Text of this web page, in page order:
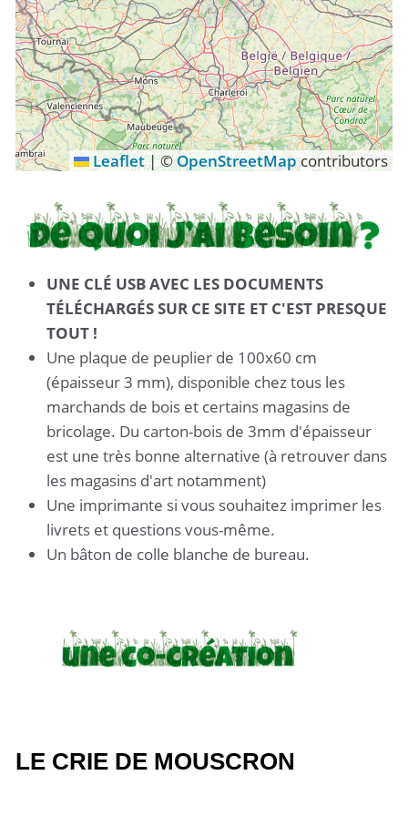
2h de gravure et découpe sur la découpeuse
laser
4h d'impression 3D
Cela représente un coût approximatif de 75€ de
temps machine (tarifs du Fablab de Tournai pour
exemple).
Ce à quoi il faut ajouter l'achat d'une plaque de
peuplier en magasin de bricolage (une 10zaine
d'euros) et les impressions (facultatives) des
carnets, des cartes et de la boite de jeu.
N'est-ce pas le prix juste d'une réalisation
C'est en tout cas le pari que nous faisons en
mettant à disposition les fichiers
gratuitement sous licence libre.
Leaflet|©OpenStreetMapcontributors
UNE CLÉ USB AVEC LES DOCUMENTS
TÉLÉCHARGÉS SUR CE SITE ET C'EST PRESQUE
TOUT !
Une plaque de peuplier de 100x60 cm
(épaisseur 3 mm), disponible chez tous les
marchands de bois et certains magasins de
bricolage. Du carton-bois de 3mm d'épaisseur
est une très bonne alternative (à retrouver dans
les magasins d'art notamment)
Une imprimante si vous souhaitez imprimer les
livrets et questions vous-même.
Un bâton de colle blanche de bureau.
LE CRIE DE MOUSCRON